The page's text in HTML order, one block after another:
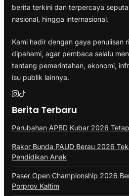
berita terkini dan terpercaya
nasional, hingga internasional.
Kami hadir dengan gaya penulisan
dipahami, agar pembaca selalu
tentang pemerintahan, ekonomi,
isu publik lainnya.
Berita Terbaru
Perubahan APBD Kubar 2026
Rakor Bunda PAUD Berau 2026
Pendidikan Anak
Paser Open Championship 2026
Porprov Kaltim